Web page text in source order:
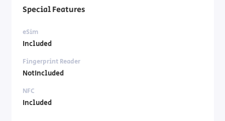
Special Features
eSim
Included
Fingerprint Reader
NotIncluded
NFC
Included